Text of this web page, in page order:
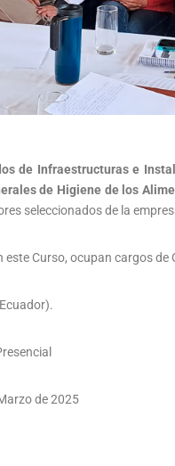
de Infraestructuras e
de Higiene de los
seleccionados de la
Curso, ocupan cargos
de 2025